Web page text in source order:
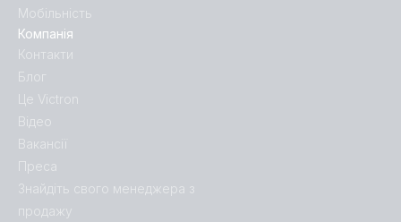
Мобільність
Компанія
Контакти
Блог
Це Victron
Відео
Вакансії
Преса
Знайдіть свого менеджера з
продажу